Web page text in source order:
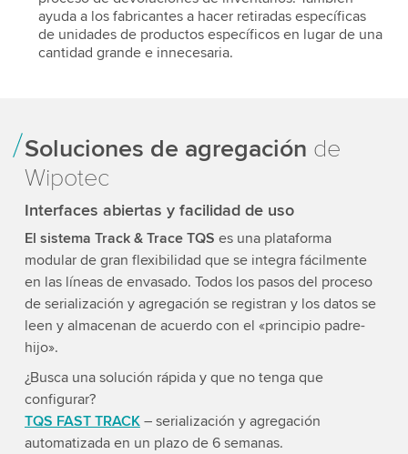
ayuda a los fabricantes a hacer retiradas específicas
de unidades de productos específicos en lugar de una
cantidad grande e innecesaria.
Soluciones de agregación de
Wipotec
Interfaces abiertas y facilidad de uso
El sistema Track & Trace TQS es una plataforma
modular de gran flexibilidad que se integra fácilmente
en las líneas de envasado. Todos los pasos del proceso
de serialización y agregación se registran y los datos se
leen y almacenan de acuerdo con el «principio padre-
hijo».
¿Busca una solución rápida y que no tenga que
configurar?
TQS FAST TRACK– serialización y agregación
automatizada en un plazo de 6 semanas.